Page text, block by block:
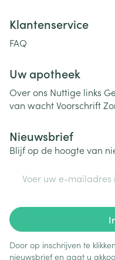
Klantenservice
FAQ
Uw apotheek
Over ons Nuttige links
van wachtVoorschrift
Nieuwsbrief
Blijf op de hoogte van
Door op inschrijven te
nieuwsbrief en gaat u